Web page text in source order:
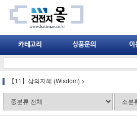
【11】삶의지혜 (Wisdom) >